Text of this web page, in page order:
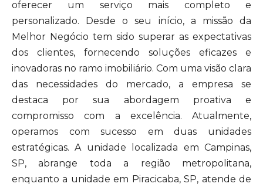
oferecer um serviço mais completo e
personalizado. Desde o seu início, a missão da
Melhor Negócio tem sido superar as expectativas
dos clientes, fornecendo soluções eficazes e
inovadoras no ramo imobiliário. Com uma visão clara
das necessidades do mercado, a empresa se
destaca por sua abordagem proativa e
compromisso com a excelência. Atualmente,
operamos com sucesso em duas unidades
estratégicas. A unidade localizada em Campinas,
SP, abrange toda a região metropolitana,
enquanto a unidade em Piracicaba, SP, atende de